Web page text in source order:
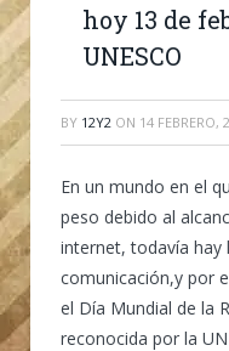
hoy 13 de
UNESCO
BY 12Y2 ON 14 FEBRERO,
En un mundo en el
peso debido al
internet, todavía hay
comunicación,y por
el Día Mundial de la
reconocida por la